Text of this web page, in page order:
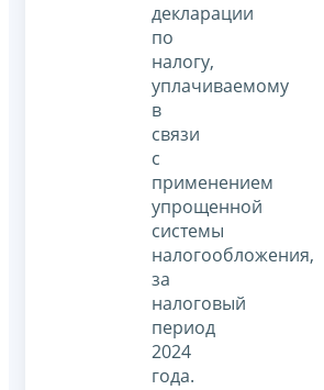
декларации
по
налогу,
уплачиваемому
в
связи
с
применением
упрощенной
системы
налогообложения,
за
налоговый
период
2024
года.